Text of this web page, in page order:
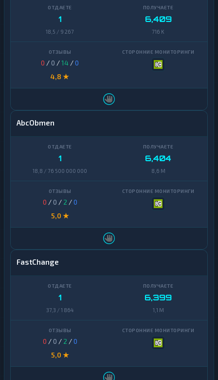
1
18,5 / 9 267
6,409
716 K
0 / 0 /14 /0
4,8 ★
AbcObmen
1
18,8 / 76 500 000 000
6,404
8,6 M
0 / 0 / 2 /0
5,0 ★
FastChange
1
37,3 / 1 864
6,399
1,1 M
0 / 0 / 2 /0
5,0 ★